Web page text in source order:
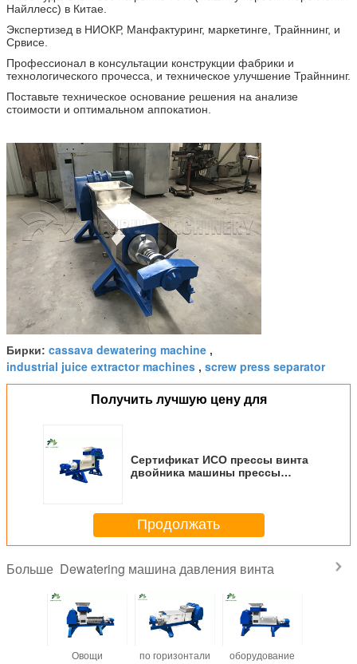
Найллесс) в Китае.
Экспертизед в НИОКР, Манфактуринг, маркетинге, Трайннинг, и
Срвисе.
Профессионал в консультации конструкции фабрики и
технологического прочесса, и техническое улучшение Трайннинг.
Поставьте техническое основание решения на анализе
стоимости и оптимальном аппокатион.
Бирки: cassava dewatering machine ,
industrial juice extractor machines , screw press separator
Получить лучшую цену для
Сертификат ИСО прессы винта
двойника машины прессы
Продолжать
Больше Dewatering машина давления винта
Овощи
по горизонтали
оборудование